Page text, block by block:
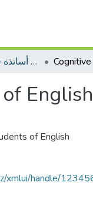
مطبوعات أساتذة قسم الأدب الإنجليزي
English
of English
xmlui/handle/